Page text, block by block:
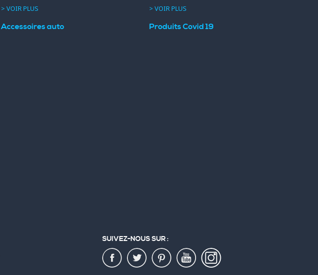
> VOIR PLUS
> VOIR PLUS
Accessoires auto Produits Covid 19
SUIVEZ-NOUS SUR :